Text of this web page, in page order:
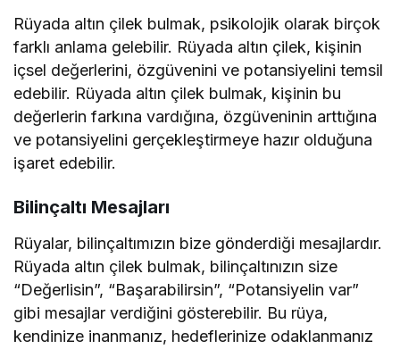
Rüyada altın çilek bulmak, psikolojik olarak birçok
farklı anlama gelebilir. Rüyada altın çilek, kişinin
içsel değerlerini, özgüvenini ve potansiyelini temsil
edebilir. Rüyada altın çilek bulmak, kişinin bu
değerlerin farkına vardığına, özgüveninin arttığına
ve potansiyelini gerçekleştirmeye hazır olduğuna
işaret edebilir.
Bilinçaltı Mesajları
Rüyalar, bilinçaltımızın bize gönderdiği mesajlardır.
Rüyada altın çilek bulmak, bilinçaltınızın size
“Değerlisin”, “Başarabilirsin”, “Potansiyelin var”
gibi mesajlar verdiğini gösterebilir. Bu rüya,
kendinize inanmanız, hedeflerinize odaklanmanız